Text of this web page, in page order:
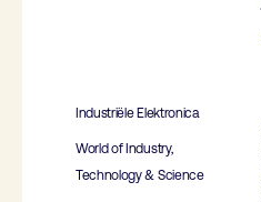
Industriële Elektronica
World of Industry,
Technology & Science